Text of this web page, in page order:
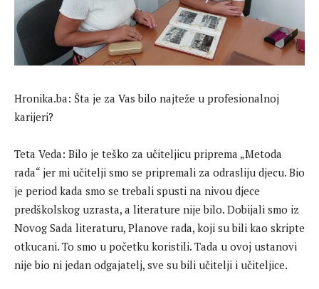
Hronika.ba: Šta je za Vas bilo najteže u profesionalnoj
karijeri?
Teta Veda: Bilo je teško za učiteljicu priprema „Metoda
rada“ jer mi učitelji smo se pripremali za odrasliju djecu. Bio
je period kada smo se trebali spusti na nivou djece
predškolskog uzrasta, a literature nije bilo. Dobijali smo iz
Novog Sada literaturu, Planove rada, koji su bili kao skripte
otkucani. To smo u početku koristili. Tada u ovoj ustanovi
nije bio ni jedan odgajatelj, sve su bili učitelji i učiteljice.